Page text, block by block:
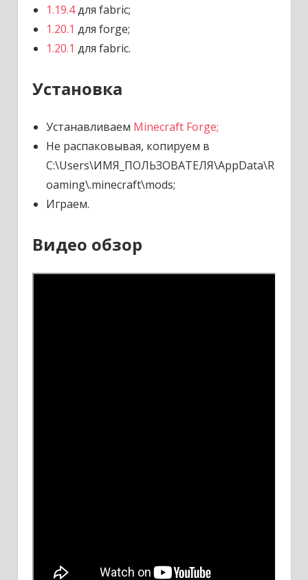
1.19.4для fabric;
1.20.1 для forge;
1.20.1 для fabric.
Установка
Устанавливаем Minecraft Forge;
Не распаковывая, копируем в
C:\Users\ИМЯ_ПОЛЬЗОВАТЕЛЯ\AppData\R
oaming\.minecraft\mods;
Играем.
Видео обзор